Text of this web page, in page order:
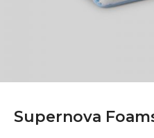
Supernova